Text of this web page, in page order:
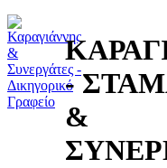
-
&